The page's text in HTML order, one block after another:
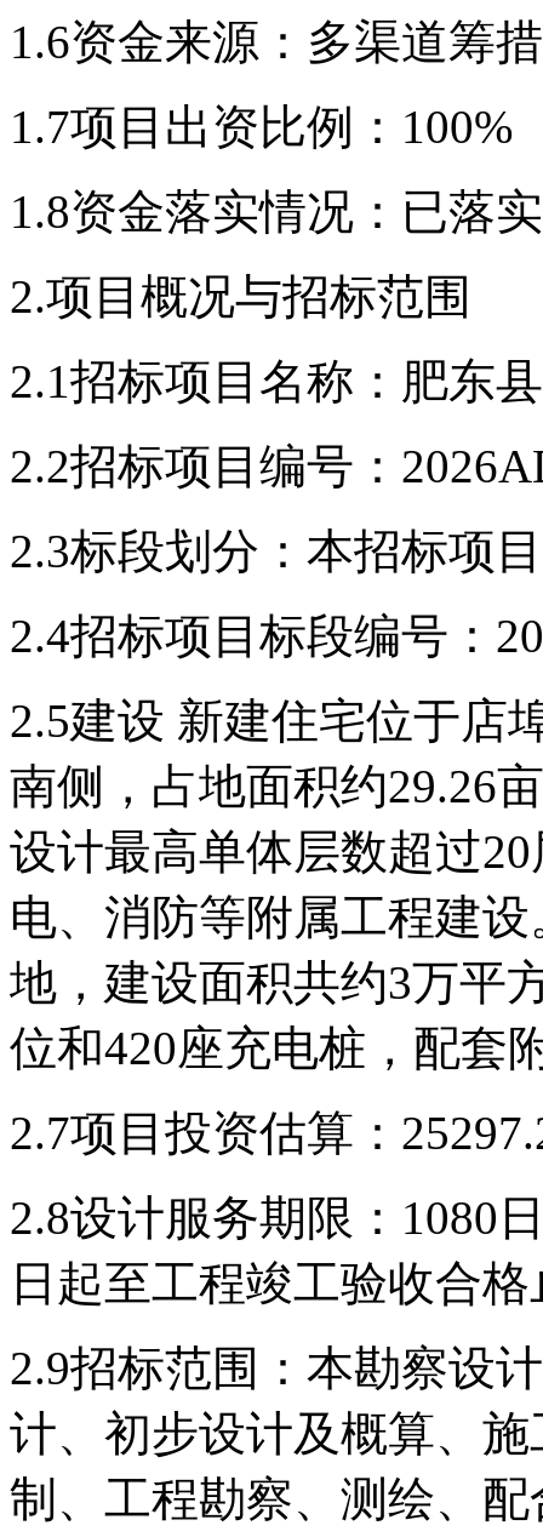
1.6资金来源： 多渠道筹措
1.7项目出资比例： 100%
1.8资金落实情况： 已落实
2.项目概况与招标范围
2.1招标项目名称： 肥东县
2.2招标项目编号：
2.3标段划分： 本招标项
2.4招标项目标段编号：
2.5建设 新建住宅位于店
南侧，占地面积约29.26
设计最高单体层数超过
电、消防等附属工程建
地，建设面积共约3万平
位和420座充电桩，配套
2.7项目 投资估算 ： 2
2.8设计服务期限： 1080
日起至工程竣工验收合格
2.9招标范围：本勘察设
计、初步设计及概算、
制、工程勘察、测绘、